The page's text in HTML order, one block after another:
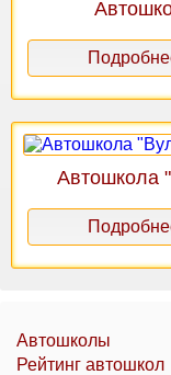
Автошкола
Автошколы
Рейтинг автошкол